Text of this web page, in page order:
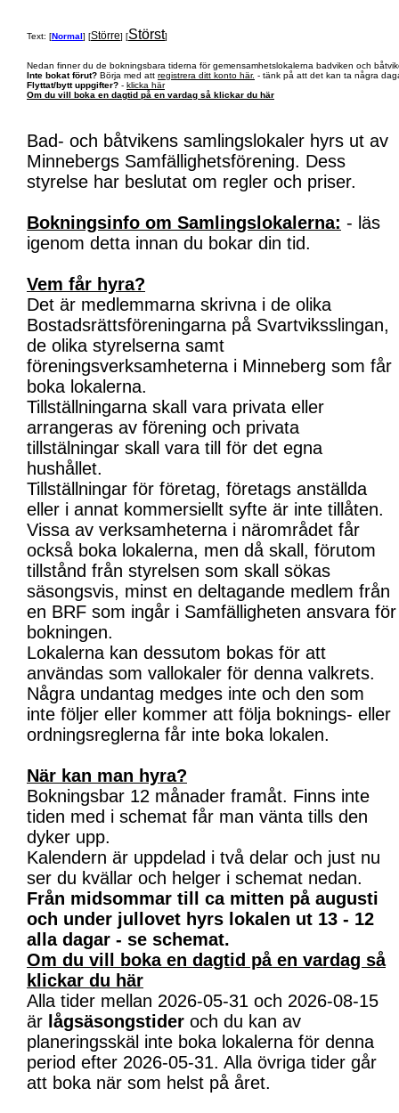
Text: [Normal] [Större] [Störst]
Nedan finner du de bokningsbara tiderna för gemensamhetslokalerna badviken och
Inte bokat förut? Börja med att registrera ditt konto här. - tänk på att det kan ta några
Flyttat/bytt uppgifter? - klicka här
Om du vill boka en dagtid på en vardag så klickar du här
Bad- och båtvikens samlingslokaler hyrs ut av
Minnebergs Samfällighetsförening. Dess
styrelse har beslutat om regler och priser.
Bokningsinfo om Samlingslokalerna: - läs
igenom detta innan du bokar din tid.
Vem får hyra?
Det är medlemmarna skrivna i de olika
Bostadsrättsföreningarna på Svartviksslingan,
de olika styrelserna samt
föreningsverksamheterna i Minneberg som får
boka lokalerna.
Tillställningarna skall vara privata eller
arrangeras av förening och privata
tillstälningar skall vara till för det egna
hushållet.
Tillställningar för företag, företags anställda
eller i annat kommersiellt syfte är inte tillåten.
Vissa av verksamheterna i närområdet får
också boka lokalerna, men då skall, förutom
tillstånd från styrelsen som skall sökas
säsongsvis, minst en deltagande medlem från
en BRF som ingår i Samfälligheten ansvara för
bokningen.
Lokalerna kan dessutom bokas för att
användas som vallokaler för denna valkrets.
Några undantag medges inte och den som
inte följer eller kommer att följa boknings- eller
ordningsreglerna får inte boka lokalen.
När kan man hyra?
Bokningsbar 12 månader framåt. Finns inte
tiden med i schemat får man vänta tills den
dyker upp.
Kalendern är uppdelad i två delar och just nu
ser du kvällar och helger i schemat nedan.
Från midsommar till ca mitten på augusti
och under jullovet hyrs lokalen ut 13 - 12
alla dagar - se schemat.
Om du vill boka en dagtid på en vardag så
klickar du här
Alla tider mellan 2026-05-31 och 2026-08-15
är lågsäsongstider och du kan av
planeringsskäl inte boka lokalerna för denna
period efter 2026-05-31. Alla övriga tider går
att boka när som helst på året.